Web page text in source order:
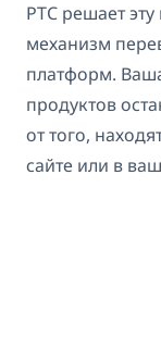
PTC решает
механизм
платформ.
продуктов
от того,
сайте или в